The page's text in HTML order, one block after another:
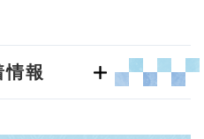
情報